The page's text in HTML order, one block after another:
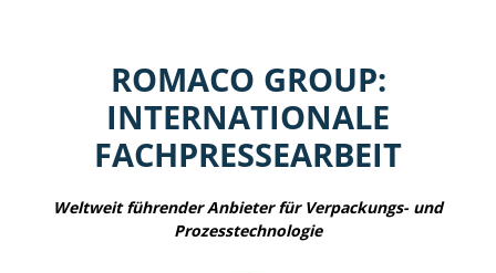
ROMACO GROUP:
INTERNATIONALE
FACHPRESSEARBEIT
Weltweit führender Anbieter für Verpackungs- und
Prozesstechnologie